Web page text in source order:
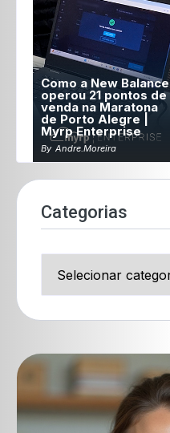
Como a New Balance
operou 21 pontos de
venda na Maratona
de Porto Alegre |
Myrp Enterprise
By Andre.moreira
Categorias